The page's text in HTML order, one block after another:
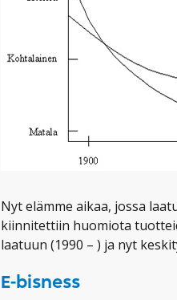
Nyt elämme aikaa, jossa
kiinnitettiin huomiota
laatuun (1990 – ) ja nyt
E-bisness